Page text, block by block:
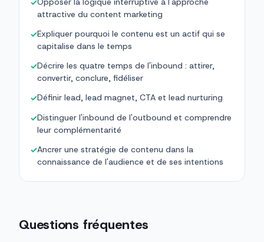
✓
attractive du content marketing
✓Expliquer pourquoi le contenu est un actif qui se
capitalise dans le temps
✓Décrire les quatre temps de l'inbound : attirer,
convertir, conclure, fidéliser
✓Définir lead, lead magnet, CTA et lead nurturing
✓Distinguer l'inbound de l'outbound et comprendre
leur complémentarité
✓Ancrer une stratégie de contenu dans la
connaissance de l'audience et de ses intentions
Questions fréquentes